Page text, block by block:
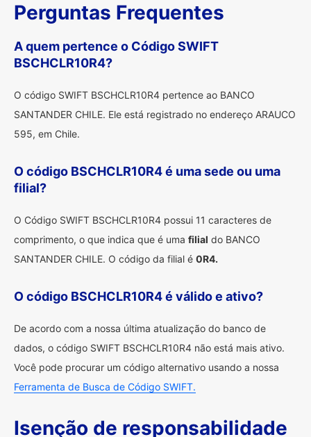
Perguntas Frequentes
A quem pertence o Código SWIFT
BSCHCLR10R4?
O código SWIFT BSCHCLR10R4 pertence ao BANCO
SANTANDER CHILE. Ele está registrado no endereço ARAUCO
595, em Chile.
O código BSCHCLR10R4 é uma sede ou uma
filial?
O Código SWIFT BSCHCLR10R4 possui 11 caracteres de
comprimento, o que indica que é uma filial do BANCO
SANTANDER CHILE. O código da filial é 0R4.
O código BSCHCLR10R4 é válido e ativo?
De acordo com a nossa última atualização do banco de
dados, o código SWIFT BSCHCLR10R4 não está mais ativo.
Você pode procurar um código alternativo usando a nossa
Ferramenta de Busca de Código SWIFT.
Isenção de responsabilidade